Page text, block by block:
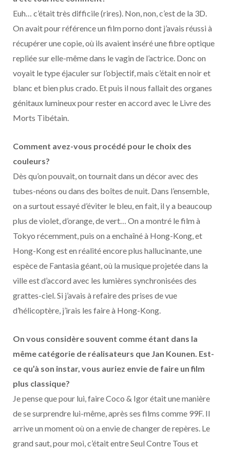
Euh… c’était très difficile (rires). Non, non, c’est de la 3D.
On avait pour référence un film porno dont j’avais réussi à
récupérer une copie, où ils avaient inséré une fibre optique
repliée sur elle-même dans le vagin de l’actrice. Donc on
voyait le type éjaculer sur l’objectif, mais c’était en noir et
blanc et bien plus crado. Et puis il nous fallait des organes
génitaux lumineux pour rester en accord avec le Livre des
Morts Tibétain.
Comment avez-vous procédé pour le choix des
couleurs?
Dès qu’on pouvait, on tournait dans un décor avec des
tubes-néons ou dans des boîtes de nuit. Dans l’ensemble,
on a surtout essayé d’éviter le bleu, en fait, il y a beaucoup
plus de violet, d’orange, de vert… On a montré le film à
Tokyo récemment, puis on a enchaîné à Hong-Kong, et
Hong-Kong est en réalité encore plus hallucinante, une
espèce de Fantasia géant, où la musique projetée dans la
ville est d’accord avec les lumières synchronisées des
grattes-ciel. Si j’avais à refaire des prises de vue
d’hélicoptère, j’irais les faire à Hong-Kong.
On vous considère souvent comme étant dans la
même catégorie de réalisateurs que Jan Kounen. Est-
ce qu’à son instar, vous auriez envie de faire un film
plus classique?
Je pense que pour lui, faire Coco & Igor était une manière
de se surprendre lui-même, après ses films comme 99F. Il
arrive un moment où on a envie de changer de repères. Le
grand saut, pour moi, c’était entre Seul Contre Tous et